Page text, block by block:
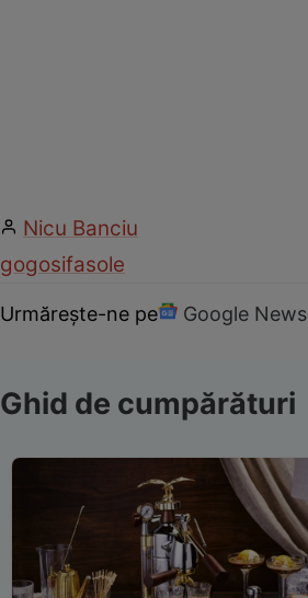
Nicu Banciu
gogosifasole
Urmărește-ne pe Google News
Ghid de cumpărături